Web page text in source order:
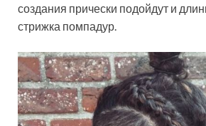
создания прически подойдут и
стрижка помпадур.